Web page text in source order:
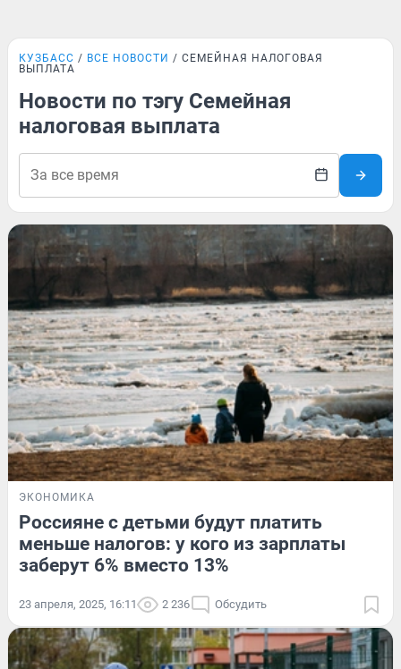
КУЗБАСС ВСЕ НОВОСТИ
СЕМЕЙНАЯ НАЛОГОВАЯ
ВЫПЛАТА
Новости по тэгу Семейная
налоговая выплата
ЭКОНОМИКА
Россияне с детьми будут платить
меньше налогов: у кого из зарплаты
заберут 6% вместо 13%
23 апреля, 2025, 16:11 2 236 Обсудить